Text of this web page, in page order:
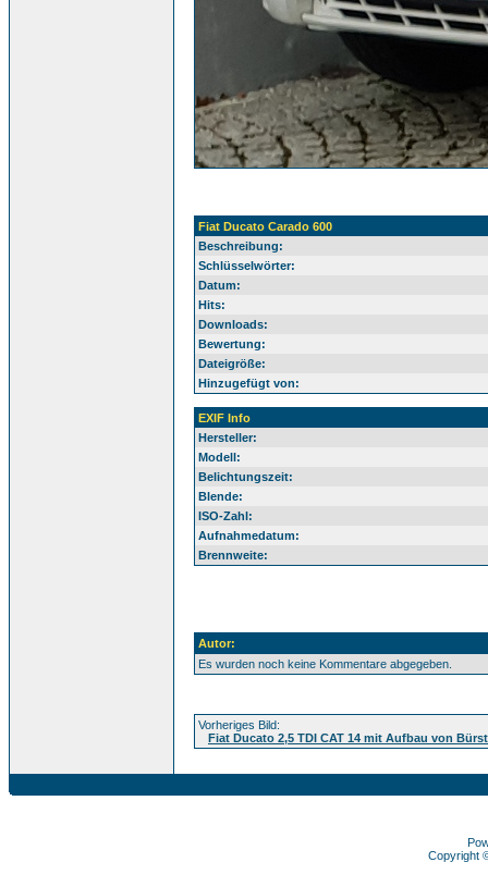
Fiat Ducato Carado 600
Beschreibung:
Schlüsselwörter:
Datum:
Hits:
Downloads:
Bewertung:
Dateigröße:
Hinzugefügt von:
EXIF Info
Hersteller:
Modell:
Belichtungszeit:
Blende:
ISO-Zahl:
Aufnahmedatum:
Brennweite:
Autor:
Es wurden noch keine Kommentare abgegeben.
Vorheriges Bild:
Fiat Ducato 2,5 TDI CAT 14 mit Aufbau von
Copyright